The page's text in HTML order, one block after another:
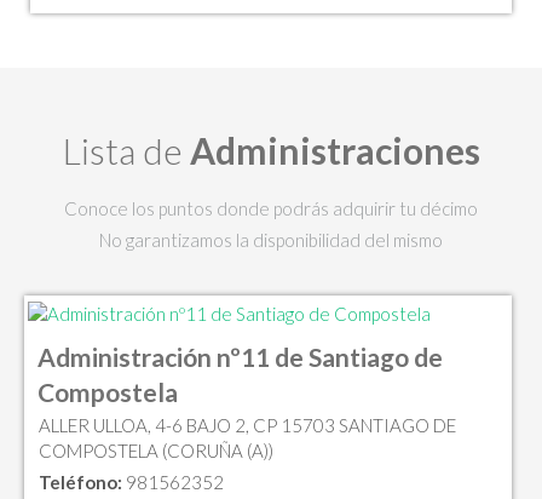
Lista de Administraciones
Conoce los puntos donde podrás adquirir tu décimo
No garantizamos la disponibilidad del mismo
Administración nº11 de Santiago de
Compostela
ALLER ULLOA, 4-6 BAJO 2, CP 15703 SANTIAGO DE
COMPOSTELA (CORUÑA (A))
Teléfono: 981562352